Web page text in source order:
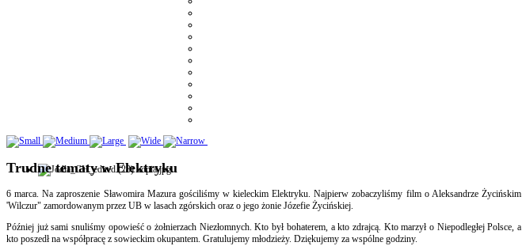
Trudne tematy w Elektryku
6 marca. Na zaproszenie Sławomira Mazura gościliśmy w kieleckim Elektryku. Najpierw zobaczyliśmy film o Aleksandrze Życińskim
'Wilczur" zamordowanym przez UB w lasach zgórskich oraz o jego żonie Józefie Życińskiej.
Później już sami snuliśmy opowieść o żołnierzach Niezłomnych. Kto był bohaterem, a kto zdrajcą. Kto marzył o Niepodległej Polsce, a
kto poszedł na współpracę z sowieckim okupantem. Gratulujemy młodzieży. Dziękujemy za wspólne godziny.